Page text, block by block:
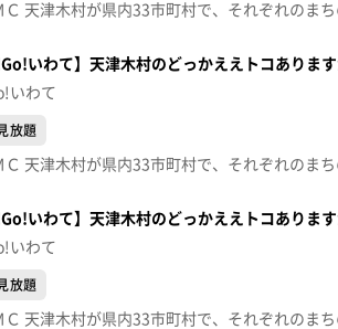
いわて】天津木村のどっかええトコありま
いわて
放題
いわて】天津木村のどっかええトコありま
いわて
放題